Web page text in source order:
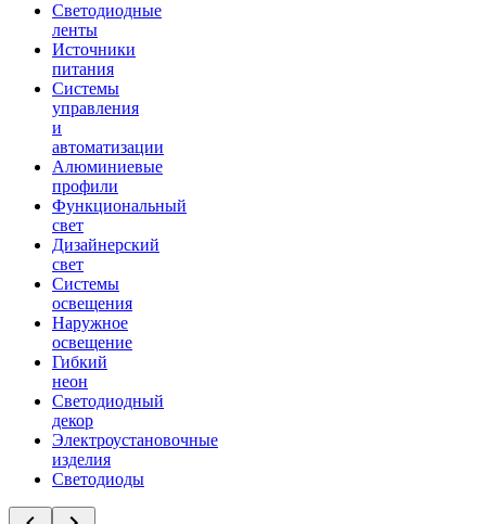
Светодиодные
ленты
Источники
питания
Системы
управления
и
автоматизации
Алюминиевые
профили
Функциональный
свет
Дизайнерский
свет
Системы
освещения
Наружное
освещение
Гибкий
неон
Светодиодный
декор
Электроустановочные
изделия
Светодиоды